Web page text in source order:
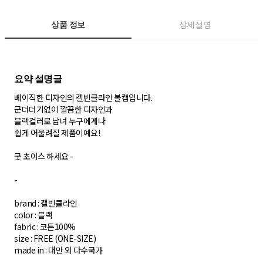
상품 정보 상세설명
요약 설명글
베이직한 디자인의 캘빈클라인 볼캡입니다.
군더더기없이 깔끔한 디자인과
블랙컬러로 남녀 누구에게나
쉽게 어울려질 제품이예요!
굿 초이스 하세요 -
-
brand : 캘빈클라인
color : 블랙
fabric : 코튼100%
size : FREE (ONE-SIZE)
made in : 대만 외 다수국가